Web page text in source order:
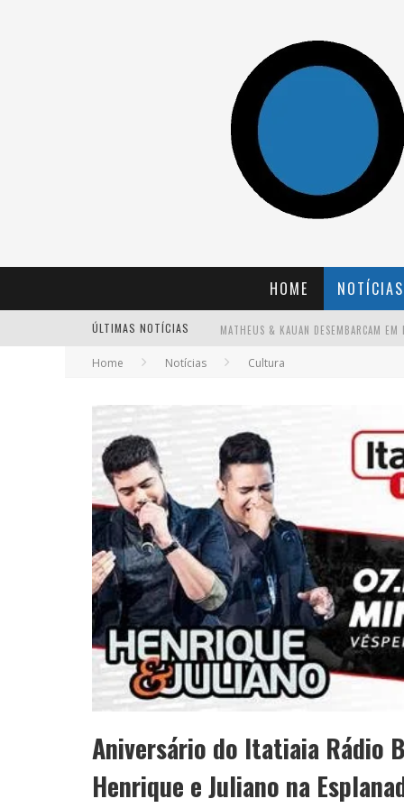
HOME NOTÍCIAS
ÚLTIMAS NOTÍCIAS
APÓS SAIR DA KONDZILLA, DJ DANNY
Home Notícias Cultura
Aniversário do Itatiaia Rádio
Henrique e Juliano na